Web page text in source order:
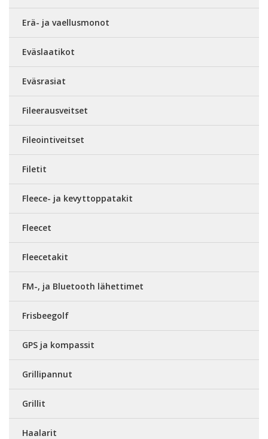
Erä- ja vaellusmonot
Eväslaatikot
Eväsrasiat
Fileerausveitset
Fileointiveitset
Filetit
Fleece- ja kevyttoppatakit
Fleecet
Fleecetakit
FM-, ja Bluetooth lähettimet
Frisbeegolf
GPS ja kompassit
Grillipannut
Grillit
Haalarit